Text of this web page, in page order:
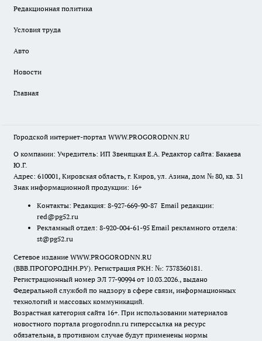
Редакционная политика
Условия труда
Авто
Новости
Главная
Городской интернет-портал WWW.PROGORODNN.RU
О компании: Учредитель: ИП Звеняцкая Е.А. Редактор сайта: Бакаева
Ю.Г.
Адрес: 610001, Кировская область, г. Киров, ул. Азина, дом № 80, кв. 31
Знак информационной продукции: 16+
Контакты: Редакция: 8-927-669-90-87 Email редакции:
red@pg52.ru
Рекламный отдел: 8-920-004-61-95 Email рекламного отдела:
st@pg52.ru
Сетевое издание WWW.PROGORODNN.RU
(ВВВ.ПРОГОРОДНН.РУ). Регистрация РКН: №: 7378360181.
Регистрационный номер ЭЛ 77-90994 от 10.03.2026., выдано
Федеральной службой по надзору в сфере связи, информационных
технологий и массовых коммуникаций.
Возрастная категория сайта 16+. При использовании материалов
новостного портала progorodnn.ru гиперссылка на ресурс
обязательна, в противном случае будут применены нормы